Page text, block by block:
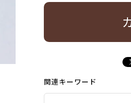
関連キーワード